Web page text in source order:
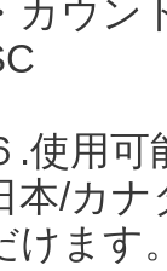
カウン
.使用可
本/カ
けます